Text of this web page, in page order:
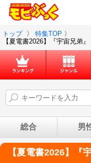
トップ 〉 特集TOP 〉
【夏電書2026】『宇宙兄弟
総合 男
【夏電書2026】『